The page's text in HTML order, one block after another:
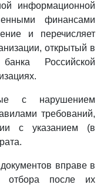
информационной
финансами
и перечисляет
открытый в
Российской
с нарушением
требований,
с указанием (в
вправе в
отбора после их